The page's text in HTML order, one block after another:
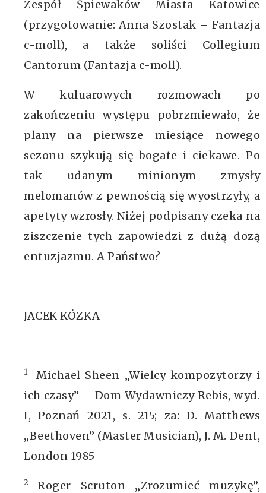
Zespół Śpiewaków Miasta Katowice
(przygotowanie: Anna Szostak – Fantazja
c-moll), a także soliści Collegium
Cantorum (Fantazja c-moll).
W kuluarowych rozmowach po
zakończeniu występu pobrzmiewało, że
plany na pierwsze miesiące nowego
sezonu szykują się bogate i ciekawe. Po
tak udanym minionym zmysły
melomanów z pewnością się wyostrzyły, a
apetyty wzrosły. Niżej podpisany czeka na
ziszczenie tych zapowiedzi z dużą dozą
entuzjazmu. A Państwo?
JACEK KÓZKA
1 Michael Sheen „Wielcy kompozytorzy i
ich czasy” – Dom Wydawniczy Rebis, wyd.
I, Poznań 2021, s. 215; za: D. Matthews
„Beethoven” (Master Musician), J. M. Dent,
London 1985
2Roger Scruton „Zrozumieć muzykę”,